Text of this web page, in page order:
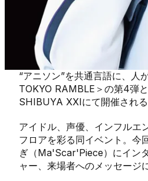
“アニソン”を共通言語に、人
TOKYO RAMBLE＞の第4弾
SHIBUYA XXIにて開催される
アイドル、声優、インフルエ
フロアを彩る同イベント。今
ぎ（Ma'Scar'Piece）にイン
ャー、来場者へのメッセージ